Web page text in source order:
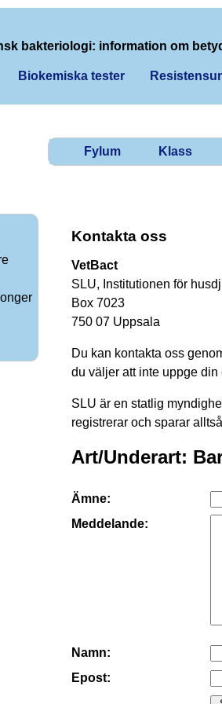
bakteriologi: information om
Biokemiska tester
Fylum Klass
Kontakta oss
VetBact
SLU, Institutionen för
Box 7023
750 07 Uppsala
Du kan kontakta oss
du väljer att inte uppge
SLU är en statlig
registrerar och sparar
Art/Underart:
Ämne:
Meddelande:
Namn:
Epost: